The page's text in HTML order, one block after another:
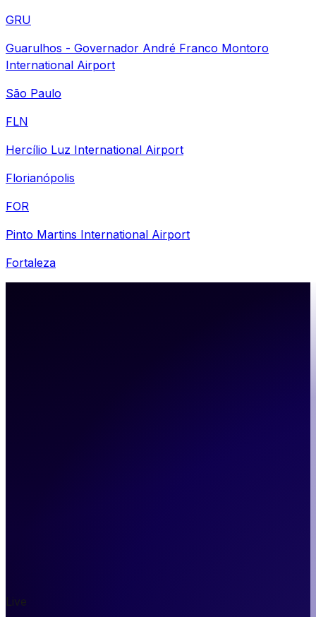
GRU
Guarulhos - Governador André Franco Montoro
International Airport
São Paulo
FLN
Hercílio Luz International Airport
Florianópolis
FOR
Pinto Martins International Airport
Fortaleza
Live